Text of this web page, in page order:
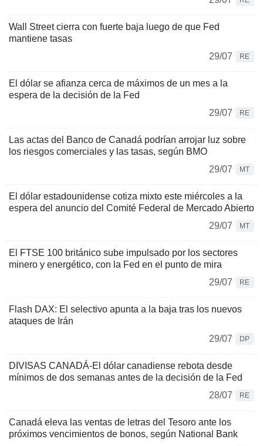
Wall Street cierra con fuerte baja luego de que Fed
mantiene tasas
29/07
RE
El dólar se afianza cerca de máximos de un mes a la
espera de la decisión de la Fed
29/07
RE
Las actas del Banco de Canadá podrían arrojar luz sobre
los riesgos comerciales y las tasas, según BMO
29/07
MT
El dólar estadounidense cotiza mixto este miércoles a la
espera del anuncio del Comité Federal de Mercado Abierto
29/07
MT
El FTSE 100 británico sube impulsado por los sectores
minero y energético, con la Fed en el punto de mira
29/07
RE
Flash DAX: El selectivo apunta a la baja tras los nuevos
ataques de Irán
29/07
DP
DIVISAS CANADÁ-El dólar canadiense rebota desde
mínimos de dos semanas antes de la decisión de la Fed
28/07
RE
Canadá eleva las ventas de letras del Tesoro ante los
próximos vencimientos de bonos, según National Bank